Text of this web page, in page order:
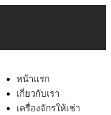
หน้าแรก
เกี่ยวกับเรา
เครื่องจักรให้เช่า